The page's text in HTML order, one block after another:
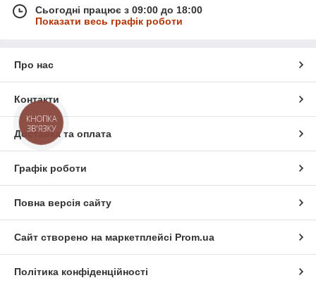
Сьогодні працює з 09:00 до 18:00
Показати весь графік роботи
Про нас
Контакти
Доставка та оплата
Графік роботи
Повна версія сайту
Сайт створено на маркетплейсі Prom.ua
Політика конфіденційності
КНОПКА
ЗВ'ЯЗКУ